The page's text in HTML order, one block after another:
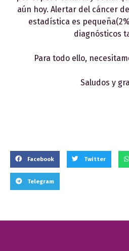
aún hoy. Alertar del cáncer
estadística es
diagnósticos
Para todo ello,
Saludos y
Facebook Twitter
Telegram